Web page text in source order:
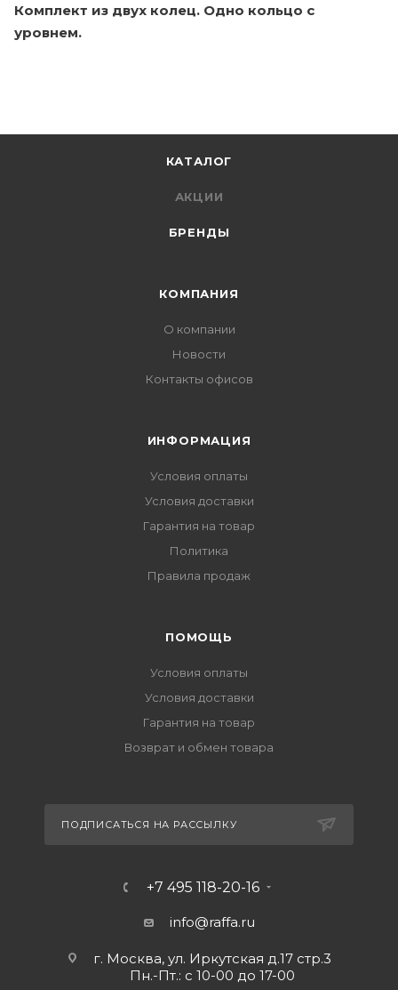
Комплект из двух колец. Одно кольцо с
уровнем.
КАТАЛОГ
АКЦИИ
БРЕНДЫ
КОМПАНИЯ
О компании
Новости
Контакты офисов
ИНФОРМАЦИЯ
Условия оплаты
Условия доставки
Гарантия на товар
Политика
Правила продаж
ПОМОЩЬ
Условия оплаты
Условия доставки
Гарантия на товар
Возврат и обмен товара
ПОДПИСАТЬСЯ НА РАССЫЛКУ
+7 495 118-20-16
info@raffa.ru
г. Москва, ул. Иркутская д.17 стр.3
Пн.-Пт.: с 10-00 до 17-00